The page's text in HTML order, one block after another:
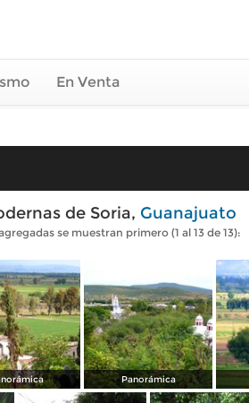
En Venta
de Soria, Guanajuato
se muestran primero (1 al 13 de 13):
Panorámica